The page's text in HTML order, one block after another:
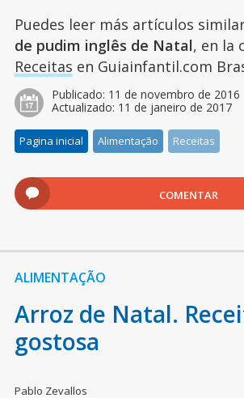
Puedes leer más artículos
de pudim inglês de Natal, en la
Receitas en Guiainfantil.com
Publicado: 11 de novembro de 2016
Actualizado: 11 de janeiro de 2017
Pagina inicial Alimentação Receitas
COMENTAR
ALIMENTAÇÃO
Arroz de Natal.
gostosa
Pablo Zevallos